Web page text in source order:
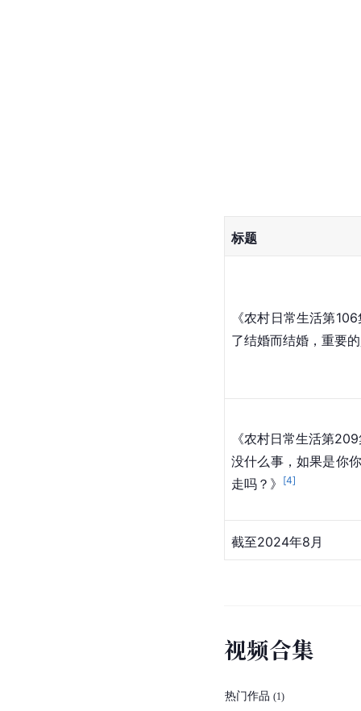
标题
《农村日常生活第
了结婚而结婚，重要
《农村日常生活第
没什么事，如果是你
走吗？》
[4]
截至2024年8月
视频合集
热门作品 (1)